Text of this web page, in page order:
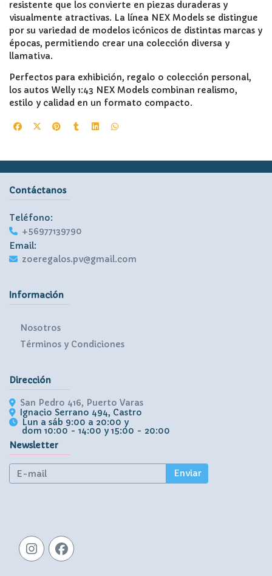
resistente que los convierte en piezas duraderas y
visualmente atractivas. La línea NEX Models se distingue
por su variedad de modelos icónicos de distintas marcas y
épocas, permitiendo crear una colección diversa y
llamativa.
Perfectos para exhibición, regalo o colección personal,
los autos Welly 1:43 NEX Models combinan realismo,
estilo y calidad en un formato compacto.
Contáctanos
Teléfono:
+56977139790
Email:
zoeregalos.pv@gmail.com
Información
Nosotros
Términos y Condiciones
Dirección
San Pedro 416, Puerto Varas
Ignacio Serrano 494, Castro
Lun a sáb 9:00 a 20:00 y
dom 10:00 - 14:00 y 15:00 - 20:00
Newsletter
Enviar